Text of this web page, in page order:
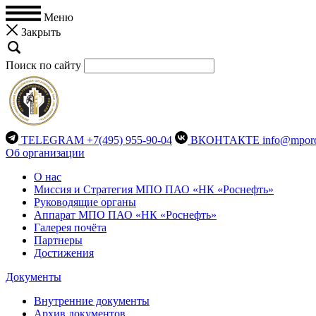
Меню
Закрыть
Поиск по сайту
TELEGRAM +7(495) 955-90-04 ВКОНТАКТЕ
Об организации
О нас
Миссия и Стратегия МПО ПАО «НК «Роснефть»
Руководящие органы
Аппарат МПО ПАО «НК «Роснефть»
Галерея почёта
Партнеры
Достижения
Документы
Внутренние документы
Архив документов